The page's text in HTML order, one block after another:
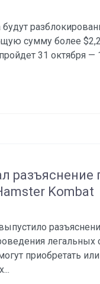
будут
сумму более
31 октября —
Kombat
легальных
приобретать